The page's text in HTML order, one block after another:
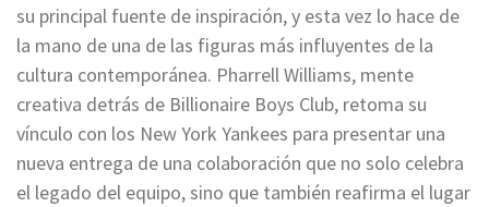
su principal fuente de inspiración, y esta vez lo hace de
la mano de una de las figuras más influyentes de la
cultura contemporánea. Pharrell Williams, mente
creativa detrás de Billionaire Boys Club, retoma su
vínculo con los New York Yankees para presentar una
nueva entrega de una colaboración que no solo celebra
el legado del equipo, sino que también reafirma el lugar